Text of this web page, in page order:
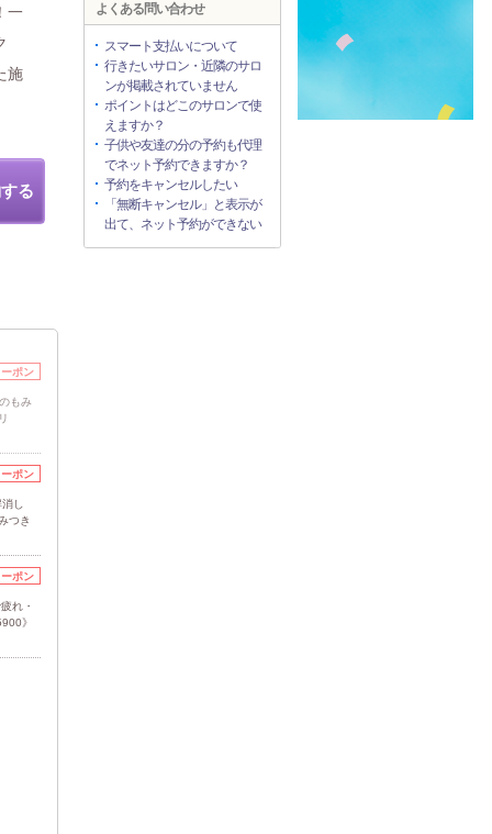
一
施
る
ポン
もみ
ポン
し
つき
ポン
れ・
》
よくある問い合わせ
スマート支払いについて
行きたいサロン・近隣のサロ
ンが掲載されていません
ポイントはどこのサロンで使
えますか？
子供や友達の分の予約も代理
でネット予約できますか？
予約をキャンセルしたい
「無断キャンセル」と表示が
出て、ネット予約ができない